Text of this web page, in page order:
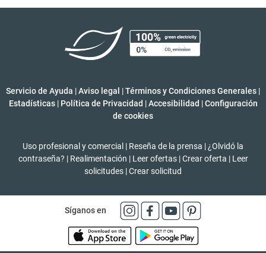
Servicio de Ayuda |Aviso legal |Términos y Condiciones Generales |
Estadísticas | Política de Privacidad | Accesibilidad | Configuración
de cookies
Uso profesional y comercial | Reseña de la prensa | ¿Olvidó la
contraseña? | Realimentación | Leer ofertas | Crear oferta | Leer
solicitudes |Crear solicitud
Síganos en